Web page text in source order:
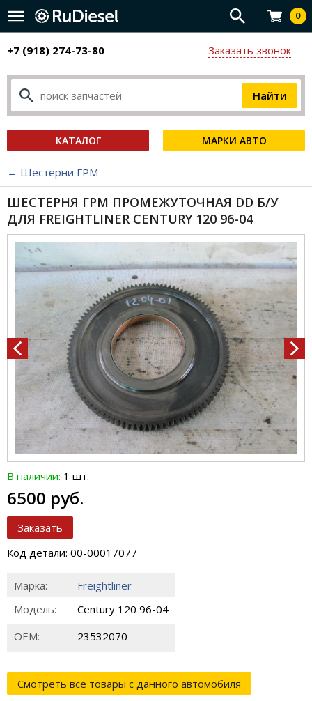
0
+7 (918) 274-73-80 Заказать звонок
КАТАЛОГ МАРКИ АВТО
← Шестерни ГРМ
ШЕСТЕРНЯ ГРМ ПРОМЕЖУТОЧНАЯ DD Б/У
ДЛЯ FREIGHTLINER CENTURY 120 96-04
В наличии: 1 шт.
6500 руб.
Заказать
Код детали: 00-00017077
Марка:
Freightliner
Модель:
Century 120 96-04
ОЕМ:
23532070
Смотреть все товары с данного автомобиля